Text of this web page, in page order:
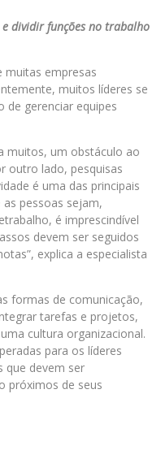
dividir funções no trabalho
muitas empresas
muitos líderes se
de gerenciar equipes
muitos, um obstáculo ao
outro lado, pesquisas
é uma das principais
pessoas sejam,
é imprescindível
devem ser seguidos
explica a especialista
formas de comunicação,
tarefas e projetos,
cultura organizacional.
para os líderes
que devem ser
próximos de seus